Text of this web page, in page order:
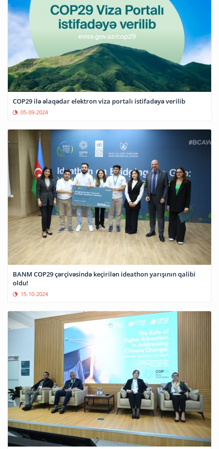
COP29 ilə əlaqədar elektron viza portalı istifadəyə verilib
05-09-2024
BANM COP29 çərçivəsində keçirilən ideathon yarışının qalibi
oldu!
15-10-2024